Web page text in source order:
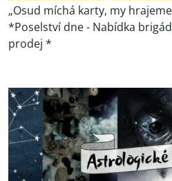
„Osud míchá karty, my
*Poselství dne - Nabídka
prodej *